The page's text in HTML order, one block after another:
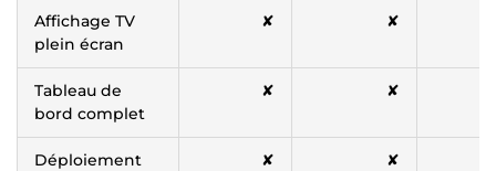
Affichage TV
plein écran
✘ ✘
Tableau de
bord complet
✘ ✘
Déploiement ✘ ✘